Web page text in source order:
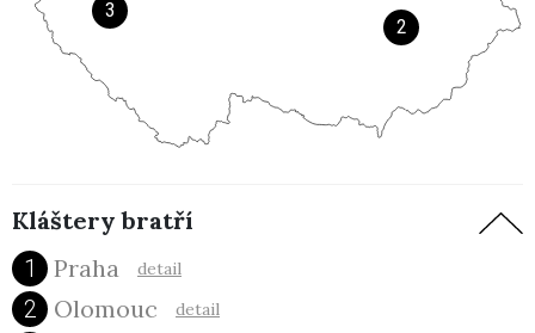
2
3
Kláštery bratří
1 Praha detail
2 Olomouc detail